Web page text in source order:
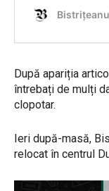
După apariția
întrebați de mulți
clopotar.
Ieri după-masă,
relocat în centrul